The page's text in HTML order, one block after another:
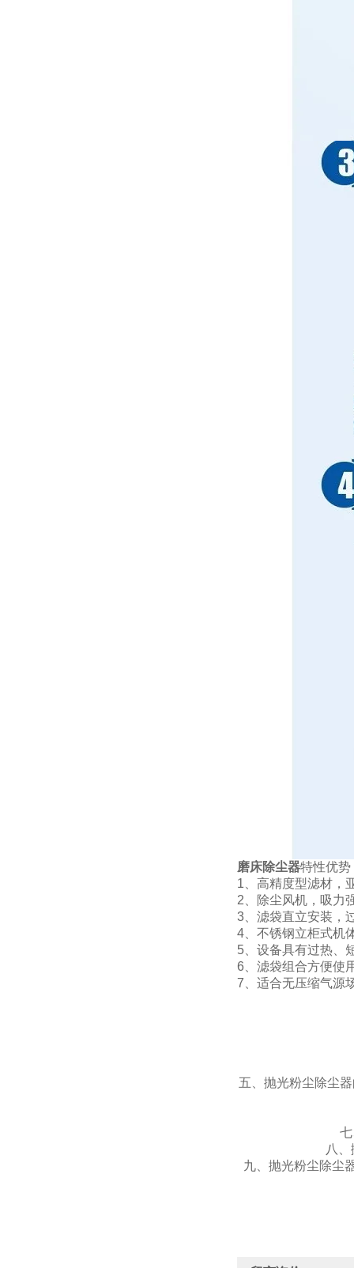
磨床除尘器特性优势
1、高精度型滤材，
2、除尘风机，吸力
3、滤袋直立安装，
4、不锈钢立柜式机
5、设备具有过热、
6、滤袋组合方便使
7、适合无压缩气源
五、抛光粉尘除尘
八
九、抛光粉尘除尘